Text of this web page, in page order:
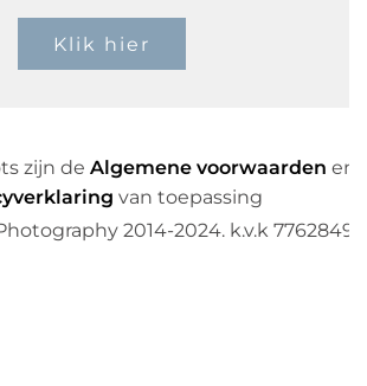
Klik hier
zijn de Algemene voorwaarden en
van toepassing
2014-2024. k.v.k 77628497